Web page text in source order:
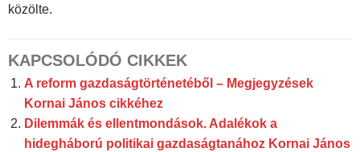
közölte.
KAPCSOLÓDÓ CIKKEK
A reform gazdaságtörténetéből – Megjegyzések
Kornai János cikkéhez
Dilemmák és ellentmondások. Adalékok a
hidegháború politikai gazdaságtanához Kornai János